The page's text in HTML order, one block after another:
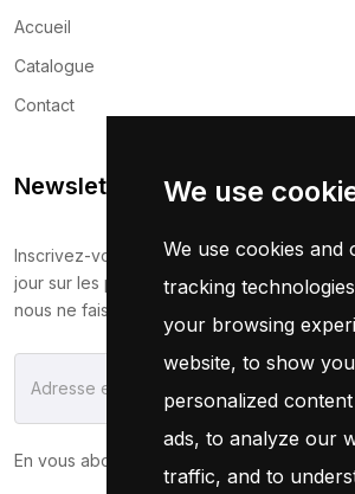
We use
We use cookies and
tracking
your browsing
website, to show you
personalized
ads, to analyze our
traffic, and to
Accueil
Catalogue
Contact
Newsletter
Inscrivez-vous maintenant pour recevoir
jour sur les promotions et les coupons. Ne
nous ne faisons pas de spam !
En vous abonnant, vous acceptez notre